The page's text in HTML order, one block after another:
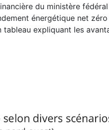
du ministère fédéral
énergétique net
expliquant les